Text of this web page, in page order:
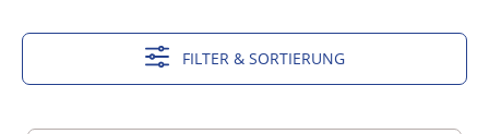
FILTER & SORTIERUNG